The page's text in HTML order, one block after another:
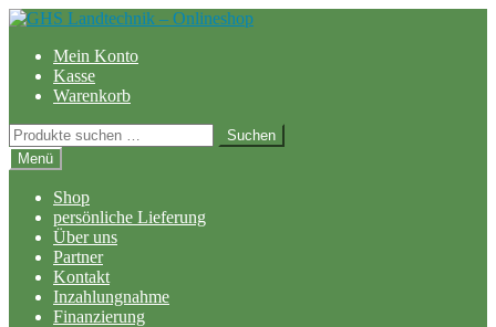
Zur
springen
Zum
springenMein Konto
Kasse
Warenkorb
Suchen
nach:
Suchen
Menü
Shop
persönliche Lieferung
Über uns
Partner
Kontakt
Inzahlungnahme
Finanzierung